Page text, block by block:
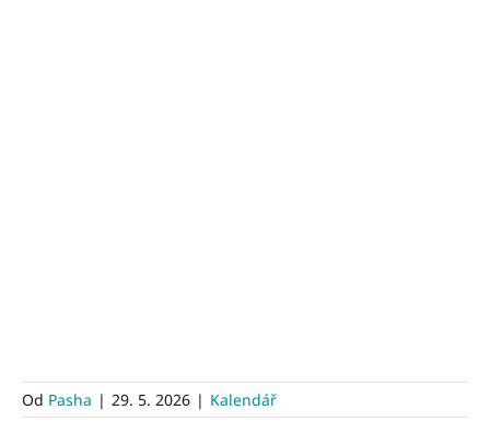
Od Pasha | 29. 5. 2026 | Kalendář